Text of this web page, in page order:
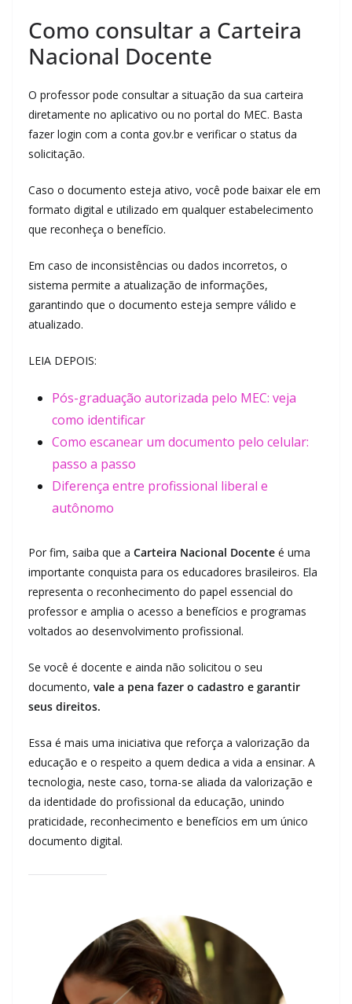
Como consultar a Carteira
Nacional Docente
O professor pode consultar a situação da sua carteira
diretamente no aplicativo ou no portal do MEC. Basta
fazer login com a conta gov.br e verificar o status da
solicitação.
Caso o documento esteja ativo, você pode baixar ele em
formato digital e utilizado em qualquer estabelecimento
que reconheça o benefício.
Em caso de inconsistências ou dados incorretos, o
sistema permite a atualização de informações,
garantindo que o documento esteja sempre válido e
atualizado.
LEIA DEPOIS:
Pós-graduação autorizada pelo MEC: veja
como identificar
Como escanear um documento pelo celular:
passo a passo
Diferença entre profissional liberal e
autônomo
Por fim, saiba que a Carteira Nacional Docente é uma
importante conquista para os educadores brasileiros. Ela
representa o reconhecimento do papel essencial do
professor e amplia o acesso a benefícios e programas
voltados ao desenvolvimento profissional.
Se você é docente e ainda não solicitou o seu
documento, vale a pena fazer o cadastro e garantir
seus direitos.
Essa é mais uma iniciativa que reforça a valorização da
educação e o respeito a quem dedica a vida a ensinar. A
tecnologia, neste caso, torna-se aliada da valorização e
da identidade do profissional da educação, unindo
praticidade, reconhecimento e benefícios em um único
documento digital.